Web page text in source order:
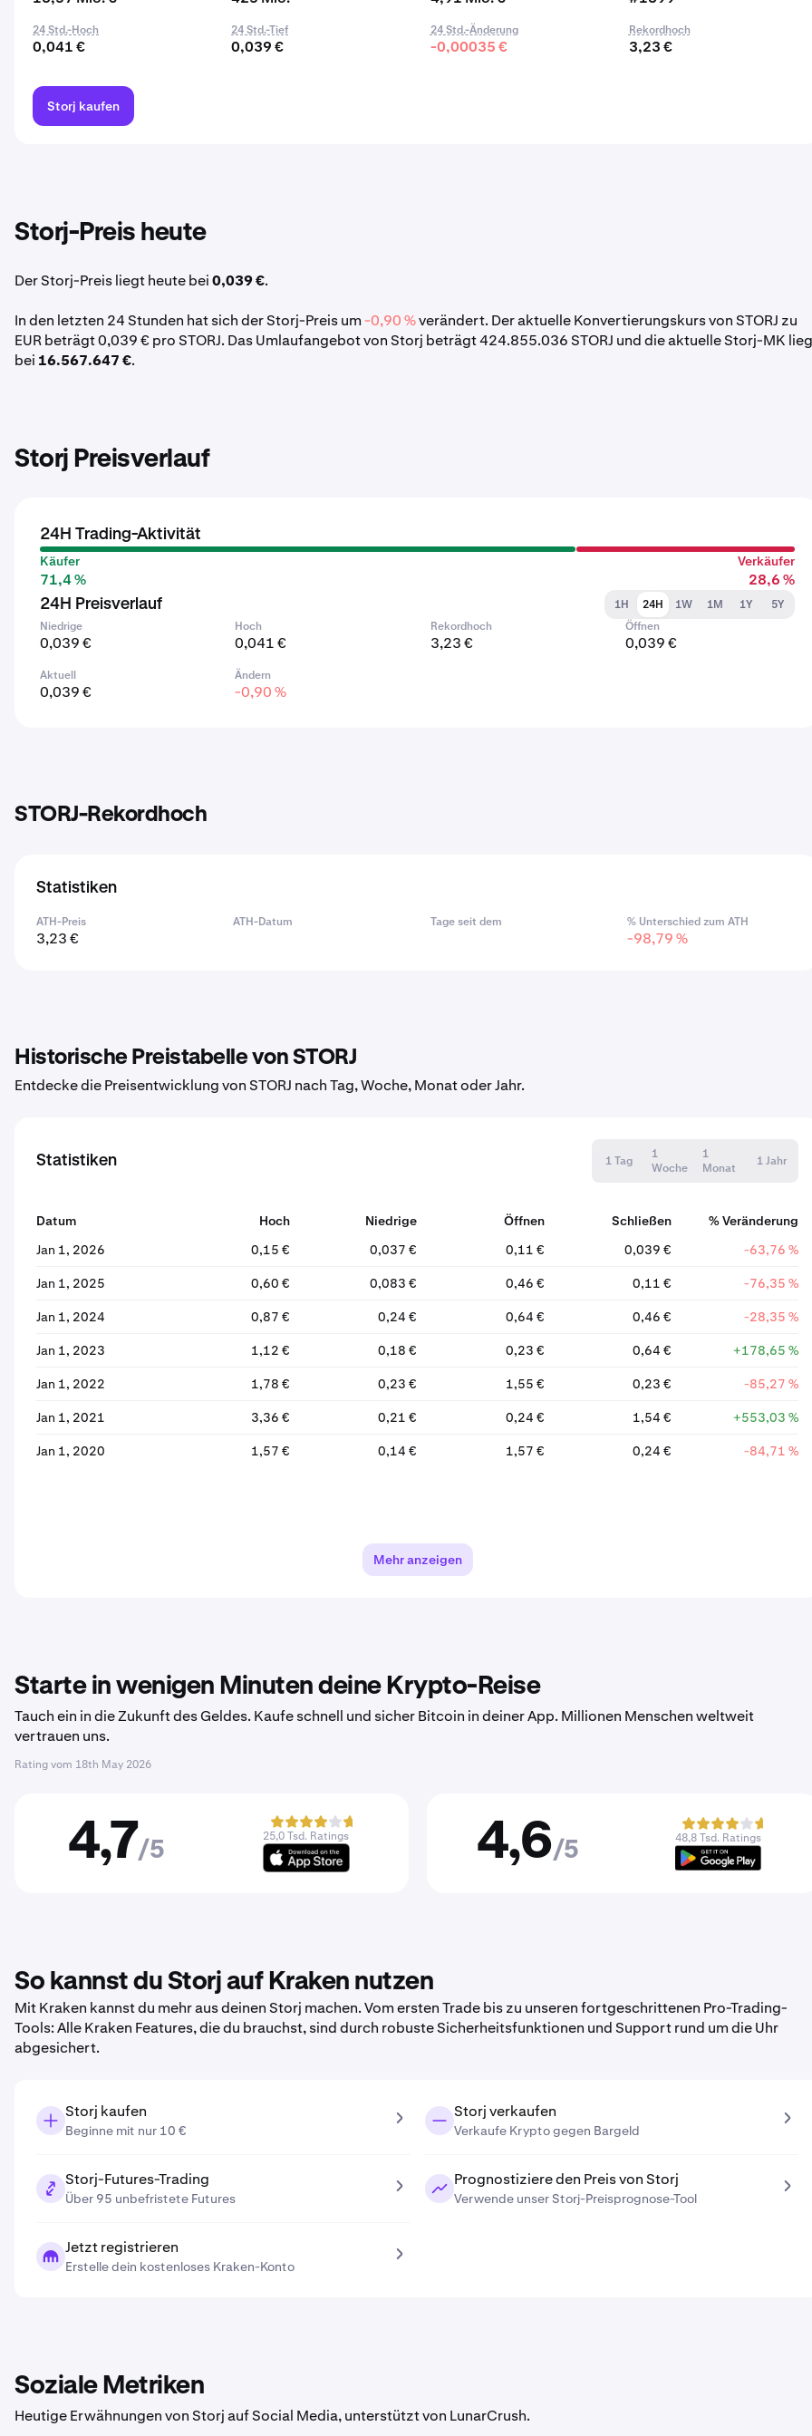
24 Std.-Hoch
0,041 €
24 Std.-Tief
0,039 €
24 Std.-Änderung
-0,00035 €
Rekordhoch
3,23 €
Storj kaufen
Storj-Preis heute
Der Storj-Preis liegt heute bei0,039 €.
In den letzten 24 Stunden hat sich der Storj-Preis um-0,90 %verändert. Der aktuelle Konvertierungskurs von STORJ zu
EUR beträgt 0,039 € pro STORJ. Das Umlaufangebot von Storj beträgt 424.855.036 STORJ und die aktuelle Storj-MK
bei 16.567.647 €.
Storj Preisverlauf
24H Trading-Aktivität
Käufer
71,4 %
Verkäufer
28,6 %
24H Preisverlauf 1H 24H 1W 1M 1Y
5Y
Niedrige
0,039 €
Hoch
0,041 €
Rekordhoch
3,23 €
Öffnen
0,039 €
Aktuell
0,039 €
Ändern
-0,90 %
STORJ-Rekordhoch
Statistiken
ATH-Preis
3,23 €
ATH-Datum Tage seit dem % Unterschied zum ATH
-98,79 %
Historische Preistabelle von STORJ
Entdecke die Preisentwicklung von STORJ nach Tag, Woche, Monat oder Jahr.
Statistiken 1 Tag
1
Woche
1
Monat
1 Jahr
Datum Hoch Niedrige Öffnen Schließen
% Veränderung
Jan 1, 2026
0,15 € 0,037 € 0,11 € 0,039 € -63,76 %
Jan 1, 2025 0,60 € 0,083 € 0,46 € 0,11 € -76,35 %
Jan 1, 2024 0,87 € 0,24 € 0,64 € 0,46 € -28,35 %
Jan 1, 2023 1,12 € 0,18 € 0,23 € 0,64 € +178,65 %
Jan 1, 2022 1,78 € 0,23 € 1,55 € 0,23 € -85,27 %
Jan 1, 2021 3,36 € 0,21 € 0,24 € 1,54 € +553,03 %
Jan 1, 2020 1,57 € 0,14 € 1,57 € 0,24 € -84,71 %
Mehr anzeigen
Starte in wenigen Minuten deine Krypto-Reise
Tauch ein in die Zukunft des Geldes. Kaufe schnell und sicher Bitcoin in deiner App. Millionen Menschen weltweit
vertrauen uns.
Rating vom 18th May 2026
4,7/5
25,0 Tsd. Ratings 4,6/5
48,8 Tsd. Ratings
So kannst du Storj auf Kraken nutzen
Mit Kraken kannst du mehr aus deinen Storj machen. Vom ersten Trade bis zu unseren fortgeschrittenen Pro-Trading-
Tools: Alle Kraken Features, die du brauchst, sind durch robuste Sicherheitsfunktionen und Support rund um die Uhr
abgesichert.
Storj kaufen
Beginne mit nur 10 €
Storj verkaufen
Verkaufe Krypto gegen Bargeld
Storj-Futures-Trading
Über 95 unbefristete Futures
Prognostiziere den Preis von Storj
Verwende unser Storj-Preisprognose-Tool
Jetzt registrieren
Erstelle dein kostenloses Kraken-Konto
Soziale Metriken
Heutige Erwähnungen von Storj auf Social Media, unterstützt von LunarCrush.